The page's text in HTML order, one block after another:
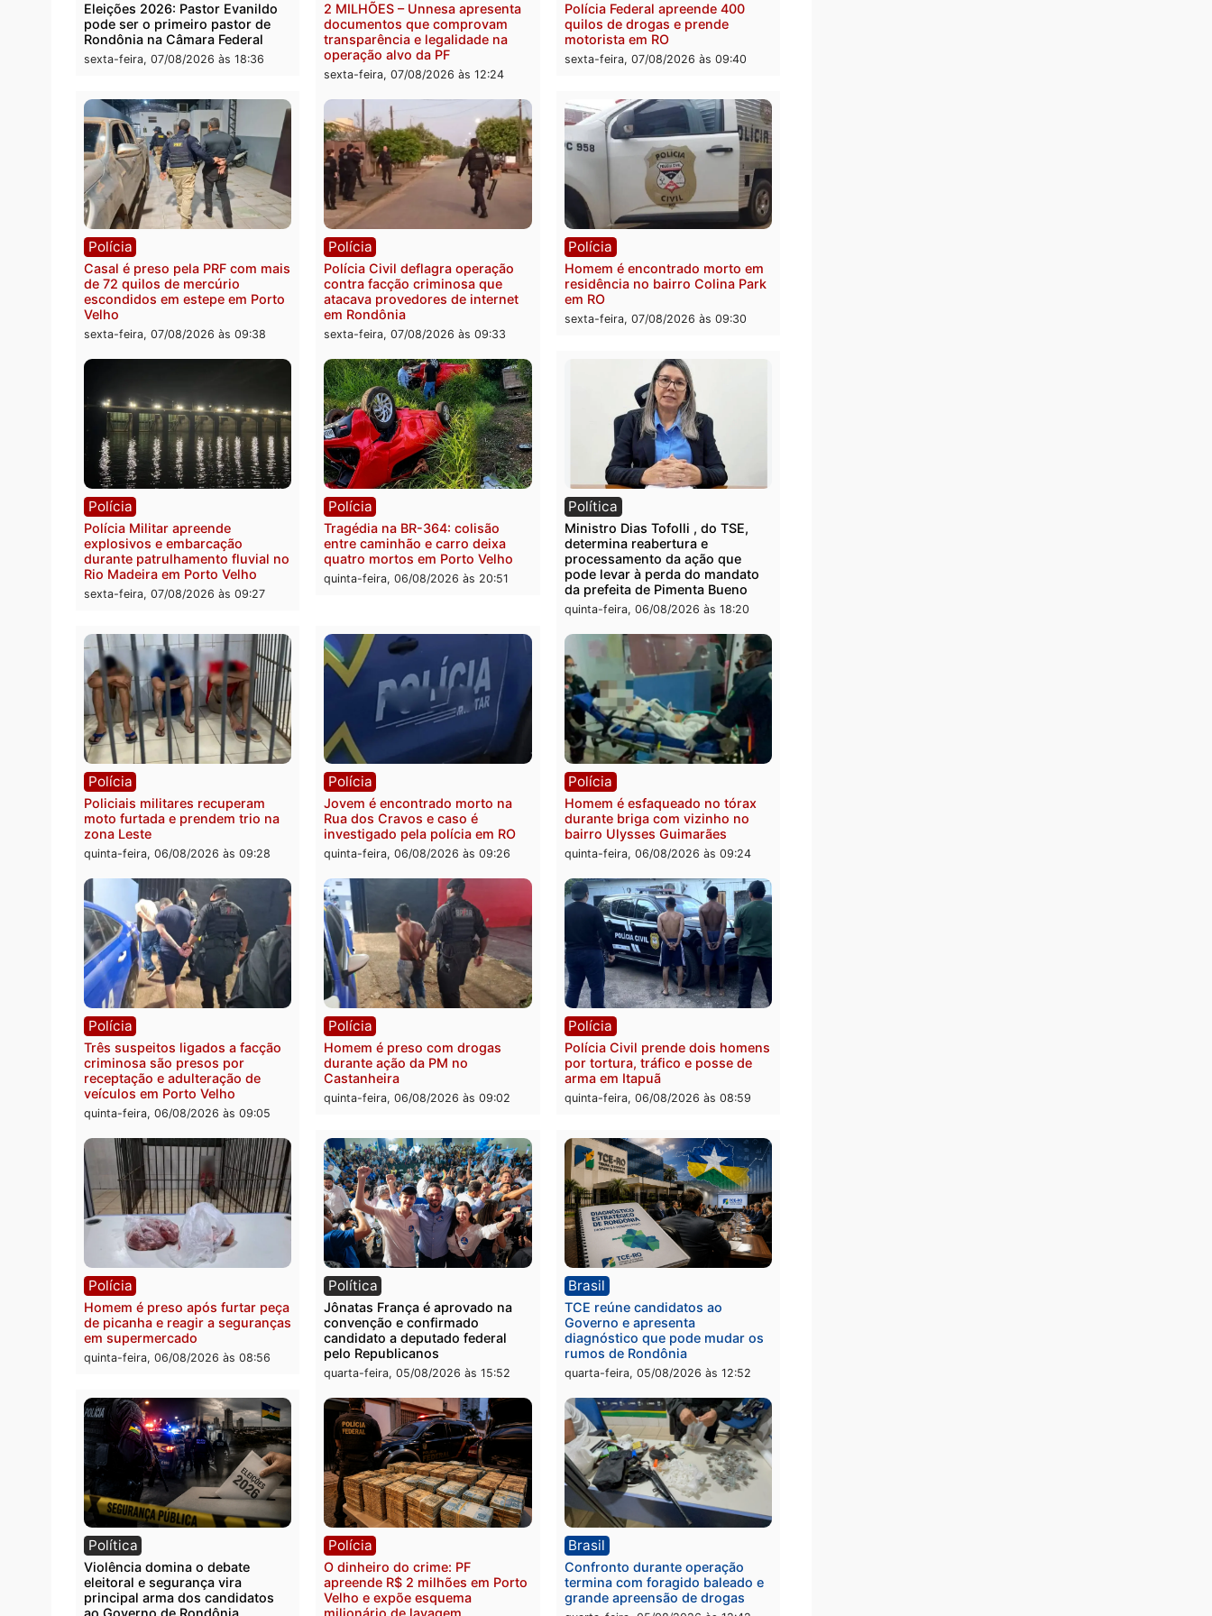
Política
Eleições 2026: Pastor Evanildo
pode ser o primeiro pastor de
Rondônia na Câmara Federal
sexta-feira, 07/08/2026 às 18:36
Polícia
2 MILHÕES – Unnesa apresenta
documentos que comprovam
transparência e legalidade na
operação alvo da PF
sexta-feira, 07/08/2026 às 12:24
Polícia
Polícia Federal apreende 400
quilos de drogas e prende
motorista em RO
Polícia
Casal é preso pela PRF com mais
de 72 quilos de mercúrio
escondidos em estepe em Porto
Velho
sexta-feira, 07/08/2026 às 09:38
Polícia
Polícia Civil deflagra operação
contra facção criminosa que
atacava provedores de internet
em Rondônia
sexta-feira, 07/08/2026 às 09:33
Polícia
Homem é encontrado morto em
sexta-feira, 07/08/2026 às 09:30
Polícia
Polícia Militar apreende
explosivos e embarcação
durante patrulhamento fluvial no
Rio Madeira em Porto Velho
sexta-feira, 07/08/2026 às 09:27
Tragédia na BR-364: colisão
entre caminhão e carro deixa
quatro mortos em Porto Velho
quinta-feira, 06/08/2026 às 20:51
Política
Ministro Dias Tofolli , do TSE,
processamento da ação que
pode levar à perda do mandato
da prefeita de Pimenta Bueno
quinta-feira, 06/08/2026 às 18:20
Polícia
Policiais militares recuperam
moto furtada e prendem trio na
zona Leste
Polícia
Jovem é encontrado morto na
Rua dos Cravos e caso é
investigado pela polícia em RO
Polícia
Homem é esfaqueado no tórax
durante briga com vizinho no
bairro Ulysses Guimarães
Polícia
Três suspeitos ligados a facção
criminosa são presos por
veículos em Porto Velho
quinta-feira, 06/08/2026 às 09:05
Polícia
Homem é preso com drogas
durante ação da PM no
Castanheira
quinta-feira, 06/08/2026 às 09:02
Polícia
Polícia Civil prende dois homens
por tortura, tráfico e posse de
arma em Itapuã
quinta-feira, 06/08/2026 às 08:59
Polícia Política Brasil